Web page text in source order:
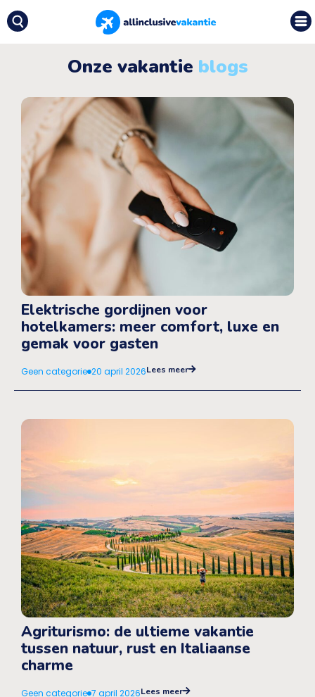
Onze vakantie blogs
Elektrische gordijnen voor
hotelkamers: meer comfort, luxe en
gemak voor gasten
Geen categorie 20 april 2026Lees meer
Agriturismo: de ultieme vakantie
tussen natuur, rust en Italiaanse
charme
Geen categorie 7 april 2026Lees meer